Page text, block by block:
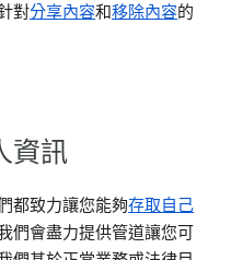
對分享內容和移除內容的
資訊
都致力讓您能夠存取自己
們會盡力提供管道讓您可